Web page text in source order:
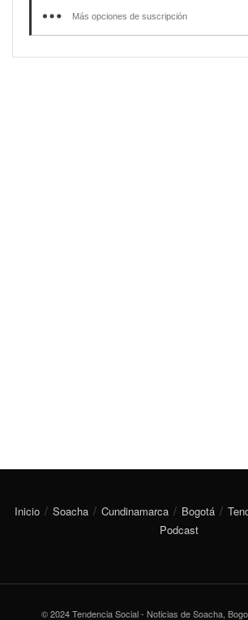
Más opciones de suscripción
Inicio Soacha Cundinamarca Bogotá
Podcast
© 2024 Tendencia Social - Noticias de Soacha,